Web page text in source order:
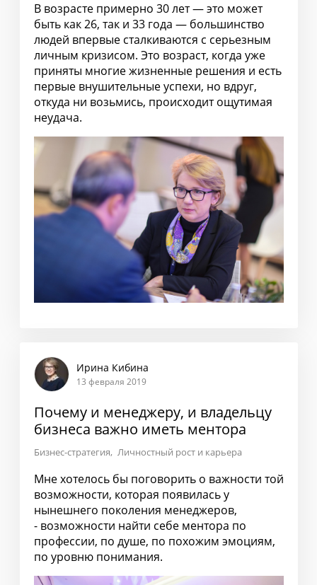
В возрасте примерно 30 лет — это может
быть как 26, так и 33 года — большинство
людей впервые сталкиваются с серьезным
личным кризисом. Это возраст, когда уже
приняты многие жизненные решения и есть
первые внушительные успехи, но вдруг,
откуда ни возьмись, происходит ощутимая
неудача.
Ирина Кибина
13 февраля 2019
Почему и менеджеру, и владельцу
бизнеса важно иметь ментора
Бизнес-стратегия Личностный рост и карьера
Мне хотелось бы поговорить о важности той
возможности, которая появилась у
нынешнего поколения менеджеров,
- возможности найти себе ментора по
профессии, по душе, по похожим эмоциям,
по уровню понимания.